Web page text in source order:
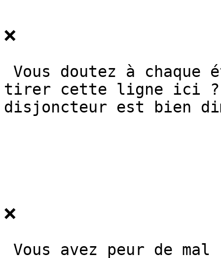
❌
tirer cette ligne ici
disjoncteur est bien
❌